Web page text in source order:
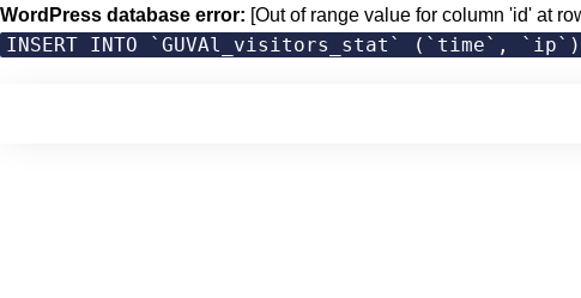
WordPress database error: [Out of range value for column 'id' at
INSERT INTO `GUVAl_visitors_stat` (`time`,